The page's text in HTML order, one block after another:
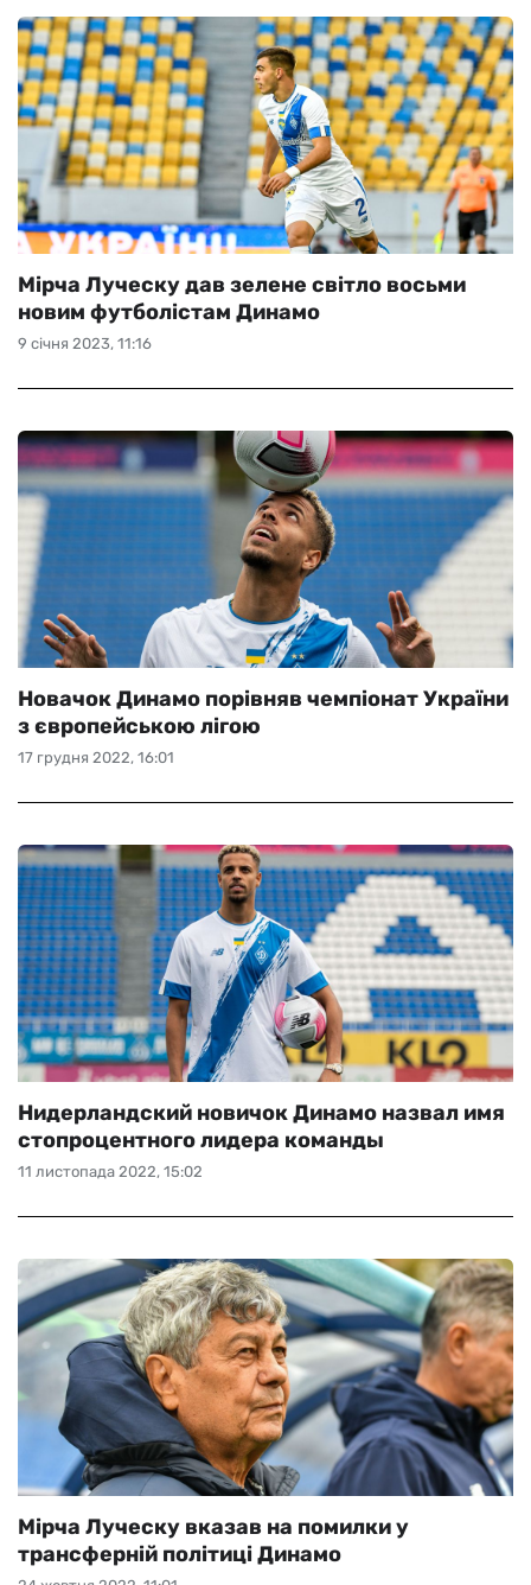
9 січня 2023, 11:16
Мірча Луческу дав зелене світло восьми
новим футболістам Динамо
17 грудня 2022, 16:01
Новачок Динамо порівняв чемпіонат України
з європейською лігою
11 листопада 2022, 15:02
Нидерландский новичок Динамо назвал имя
стопроцентного лидера команды
Мірча Луческу вказав на помилки у
трансферній політиці Динамо